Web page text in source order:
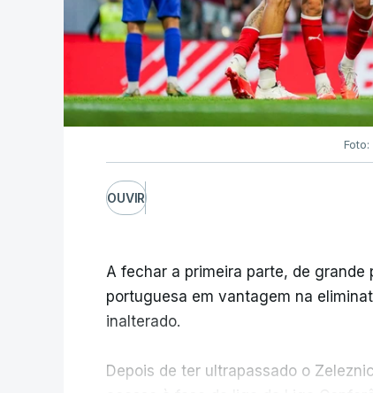
OUVIR
A fechar a primeira parte, de grande
portuguesa em vantagem na
inalterado.
Depois de ter ultrapassado o